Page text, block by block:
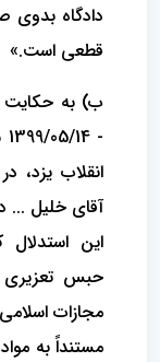
دادگاه بدوی
قطعی است.»
انقلاب
آقای خلیل ...
این